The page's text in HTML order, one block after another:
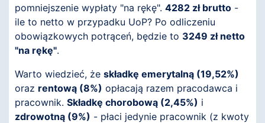
pomniejszenie wypłaty "na rękę". 4282 zł brutto -
ile to netto w przypadku UoP? Po odliczeniu
obowiązkowych potrąceń, będzie to 3249 zł netto
"na rękę".
Warto wiedzieć, że składkę emerytalną (19,52%)
oraz rentową (8%) opłacają razem pracodawca i
pracownik. Składkę chorobową (2,45%) i
zdrowotną (9%) - płaci jedynie pracownik (z kwoty